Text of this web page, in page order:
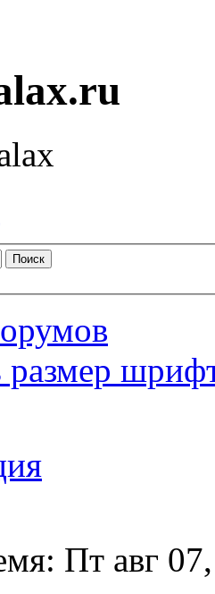
размер
Пт авг